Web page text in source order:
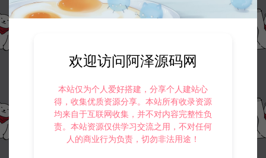
欢迎访问阿泽源码网
本站仅为个人爱好搭建，分享个人建站心
得，收集优质资源分享。本站所有收录资源
均来自于互联网收集，并不对内容完整性负
责。本站资源仅供学习交流之用，不对任何
人的商业行为负责，切勿非法用途！